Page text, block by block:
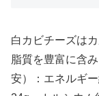
白カビチーズは
脂質を豊富に含
安）：エネルギ